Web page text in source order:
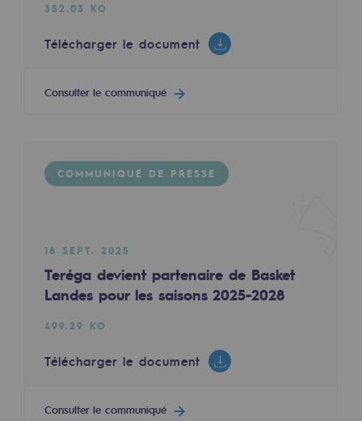
Le programme social et territorial de
Territorial
Social
Inclusion
Mixité et égalité Femme-Homme
PARI 2035, le programme de sécurité
352.03 KO
Télécharger le document
Consulter le communiqué
COMMUNIQUÉ DE PRESSE
18 SEPT. 2025
Teréga devient partenaire de Basket
Landes pour les saisons 2025-2028
499.29 KO
Télécharger le document
Consulter le communiqué